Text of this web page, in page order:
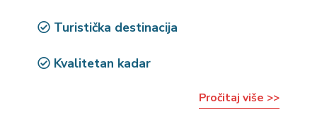
Turistička destinacija
Kvalitetan kadar
Pročitaj više >>